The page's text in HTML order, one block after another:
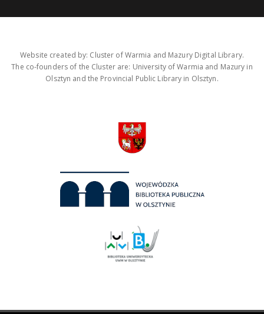
Website created by: Cluster of Warmia and Mazury Digital Library.
The co-founders of the Cluster are: University of Warmia and Mazury in
Olsztyn and the Provincial Public Library in Olsztyn.